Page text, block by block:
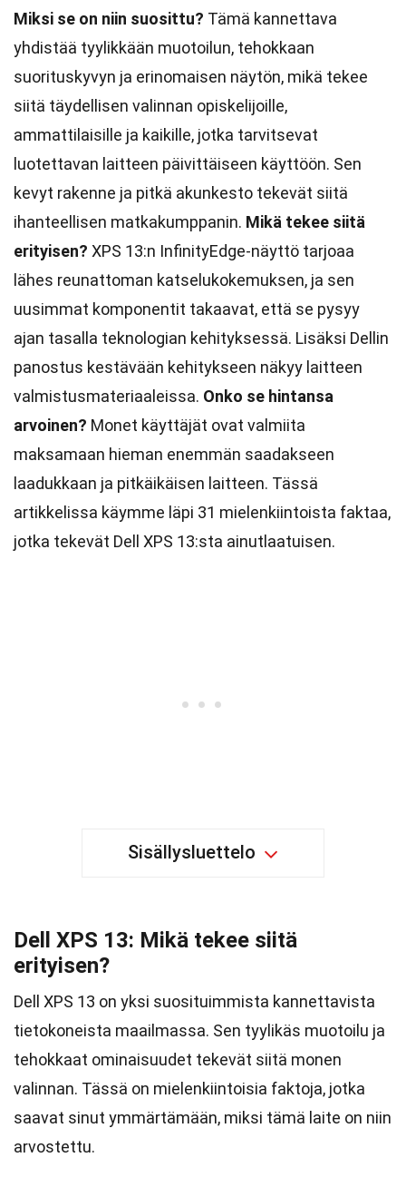
Miksi se on niin suosittu? Tämä kannettava
yhdistää tyylikkään muotoilun, tehokkaan
suorituskyvyn ja erinomaisen näytön, mikä tekee
siitä täydellisen valinnan opiskelijoille,
ammattilaisille ja kaikille, jotka tarvitsevat
luotettavan laitteen päivittäiseen käyttöön. Sen
kevyt rakenne ja pitkä akunkesto tekevät siitä
ihanteellisen matkakumppanin. Mikä tekee siitä
erityisen? XPS 13:n InfinityEdge-näyttö tarjoaa
lähes reunattoman katselukokemuksen, ja sen
uusimmat komponentit takaavat, että se pysyy
ajan tasalla teknologian kehityksessä. Lisäksi Dellin
panostus kestävään kehitykseen näkyy laitteen
valmistusmateriaaleissa. Onko se hintansa
arvoinen? Monet käyttäjät ovat valmiita
maksamaan hieman enemmän saadakseen
laadukkaan ja pitkäikäisen laitteen. Tässä
artikkelissa käymme läpi 31 mielenkiintoista faktaa,
jotka tekevät Dell XPS 13:sta ainutlaatuisen.
Sisällysluettelo
Dell XPS 13: Mikä tekee siitä
erityisen?
Dell XPS 13 on yksi suosituimmista kannettavista
tietokoneista maailmassa. Sen tyylikäs muotoilu ja
tehokkaat ominaisuudet tekevät siitä monen
valinnan. Tässä on mielenkiintoisia faktoja, jotka
saavat sinut ymmärtämään, miksi tämä laite on niin
arvostettu.